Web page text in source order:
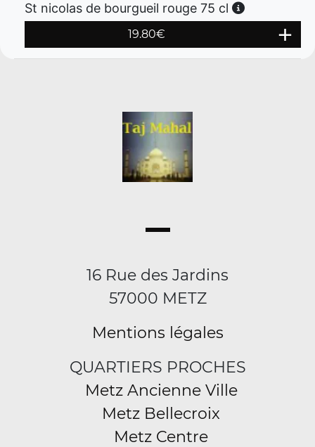
St nicolas de bourgueil rouge 75 cl
19.80€
16 Rue des Jardins
57000 METZ
Mentions légales
QUARTIERS PROCHES
Metz Ancienne Ville
Metz Bellecroix
Metz Centre